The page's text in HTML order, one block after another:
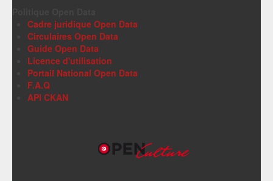
Cadre juridique Open Data
Circulaires Open Data
Guide Open Data
Licence d'utilisation
Portail National Open Data
F.A.Q
API CKAN